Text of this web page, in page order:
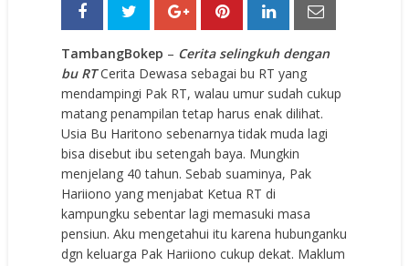
TambangBokep – Cerita selingkuh dengan
bu RTCerita Dewasa sebagai bu RT yang
mendampingi Pak RT, walau umur sudah cukup
matang penampilan tetap harus enak dilihat.
Usia Bu Haritono sebenarnya tidak muda lagi
bisa disebut ibu setengah baya. Mungkin
menjelang 40 tahun. Sebab suaminya, Pak
Hariiono yang menjabat Ketua RT di
kampungku sebentar lagi memasuki masa
pensiun. Aku mengetahui itu karena hubunganku
dgn keluarga Pak Hariiono cukup dekat. Maklum